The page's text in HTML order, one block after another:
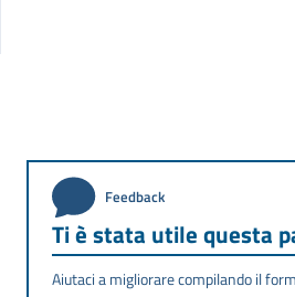
Feedback
Ti è stata utile questa
Aiutaci a migliorare compilando il